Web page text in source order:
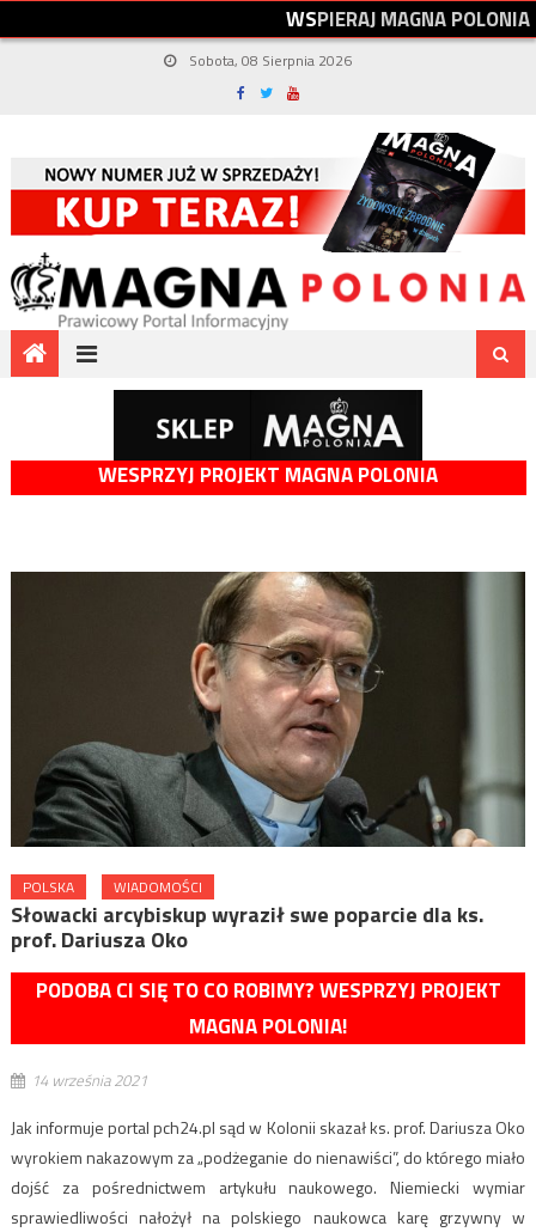
WSPIERAJMAGNAPOLONIA
Sobota, 08 Sierpnia 2026
WESPRZYJ PROJEKT MAGNA POLONIA
POLSKA WIADOMOŚCI
Słowacki arcybiskup wyraził swe poparcie dla ks.
prof. Dariusza Oko
PODOBA CI SIĘ TO CO ROBIMY? WESPRZYJ PROJEKT
MAGNA POLONIA!
14 września 2021
Jak informuje portal pch24.pl sąd w Kolonii skazał ks. prof. Dariusza Oko
wyrokiem nakazowym za „podżeganie do nienawiści”, do którego miało
dojść za pośrednictwem artykułu naukowego. Niemiecki wymiar
sprawiedliwości nałożył na polskiego naukowca karę grzywny w